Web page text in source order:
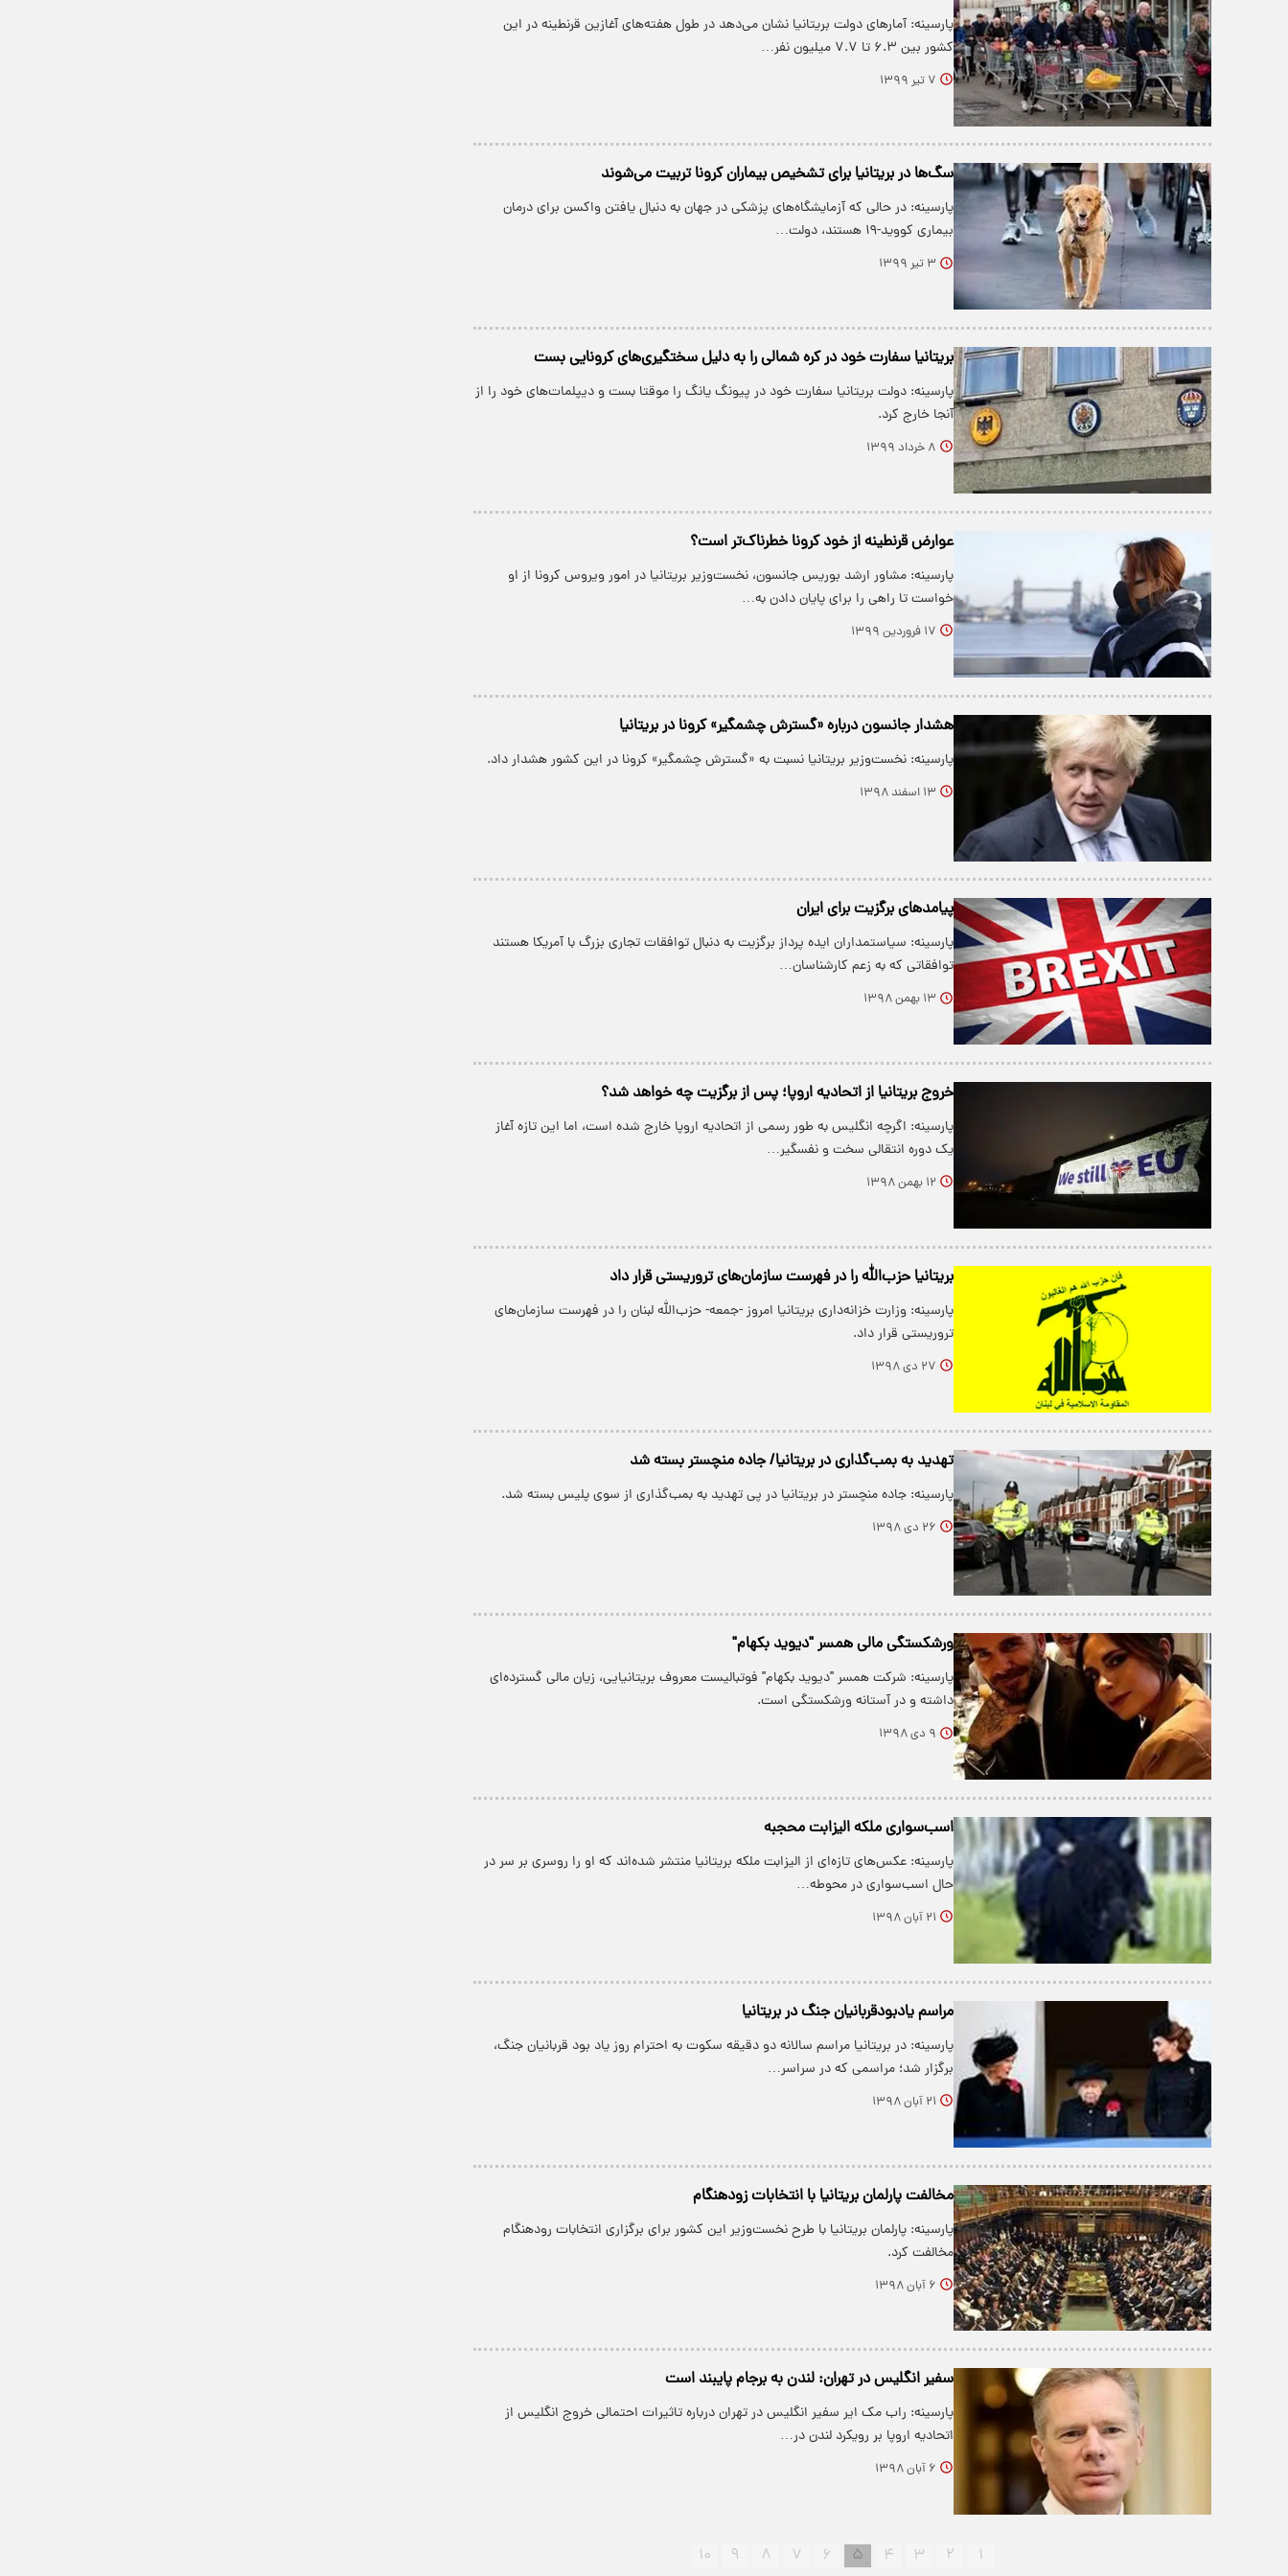
پارسینه: آمار‌های دولت بریتانیا نشان می‌دهد در طول هفته‌های آغازین قرنطینه در این
کشور بین ۶.۳ تا ۷.۷ میلیون نفر…
۷ تیر ۱۳۹۹
سگ‌ها در بریتانیا برای تشخیص بیماران کرونا تربیت می‌شوند
پارسینه: در حالی که آزمایشگاه‌های پزشکی در جهان به دنبال یافتن واکسن برای درمان
بیماری کووید-۱۹ هستند، دولت…
۳ تیر ۱۳۹۹
بریتانیا سفارت خود در کره شمالی را به دلیل سختگیری‌های کرونایی بست
پارسینه: دولت بریتانیا سفارت خود در پیونگ یانگ را موقتا بست و دیپلمات‌های خود را از
آنجا خارج کرد.
۸ خرداد ۱۳۹۹
عوارض قرنطینه از خود کرونا خطرناک‌تر است؟
پارسینه: مشاور ارشد بوریس جانسون، نخست‌وزیر بریتانیا در امور ویروس کرونا از او
خواست تا راهی را برای پایان دادن به…
۱۷ فروردین ۱۳۹۹
هشدار جانسون درباره «گسترش چشمگیر» کرونا در بریتانیا
پارسینه: نخست‌وزیر بریتانیا نسبت به «گسترش چشمگیر» کرونا در این کشور هشدار داد.
۱۳ اسفند ۱۳۹۸
پیامد‌های برگزیت برای ایران
پارسینه: سیاستمداران ایده پرداز برگزیت به دنبال توافقات تجاری بزرگ با آمریکا هستند
توافقاتی که به زعم کارشناسان…
۱۳ بهمن ۱۳۹۸
خروج بریتانیا از اتحادیه اروپا؛ پس از برگزیت چه خواهد شد؟
پارسینه: اگرچه انگلیس به طور رسمی از اتحادیه اروپا خارج شده است، اما این تازه آغاز
یک دوره انتقالی سخت و نفسگیر…
۱۲ بهمن ۱۳۹۸
بریتانیا حزب‌الله را در فهرست سازمان‌های تروریستی قرار داد
پارسینه: وزارت خزانه‌داری بریتانیا امروز -جمعه- حزب‌الله لبنان را در فهرست سازمان‌های
تروریستی قرار داد.
۲۷ دی ۱۳۹۸
تهدید به بمب‌گذاری در بریتانیا/ جاده منچستر بسته شد
پارسینه: جاده منچستر در بریتانیا در پی تهدید به بمب‌گذاری از سوی پلیس بسته شد.
۲۶ دی ۱۳۹۸
ورشکستگی مالی همسر "دیوید بکهام"
پارسینه: شرکت همسر "دیوید بکهام" فوتبالیست معروف بریتانیایی، زیان مالی گسترده‌ای
داشته و در آستانه ورشکستگی است.
۹ دی ۱۳۹۸
اسب‌سواری ملکه الیزابت محجبه
پارسینه: عکس‌های تازه‌ای از الیزابت ملکه بریتانیا منتشر شده‌اند که او را روسری بر سر در
حال اسب‌سواری در محوطه…
۲۱ آبان ۱۳۹۸
مراسم یادبودقربانیان جنگ در بریتانیا
پارسینه: در بریتانیا مراسم سالانه دو دقیقه سکوت به احترام روز یاد بود قربانیان جنگ،
برگزار شد؛ مراسمی که در سراسر…
۲۱ آبان ۱۳۹۸
مخالفت پارلمان بریتانیا با انتخابات زودهنگام
پارسینه: پارلمان بریتانیا با طرح نخست‌وزیر این کشور برای برگزاری انتخابات رودهنگام
مخالفت کرد.
۶ آبان ۱۳۹۸
سفیر انگلیس در تهران: لندن به برجام پایبند است
پارسینه: راب مک ایر سفیر انگلیس در تهران درباره تاثیرات احتمالی خروج انگلیس از
اتحادیه اروپا بر رویکرد لندن در…
۶ آبان ۱۳۹۸
۱ ۲ ۳ ۴ ۵ ۶ ۷ ۸ ۹ ۱۰